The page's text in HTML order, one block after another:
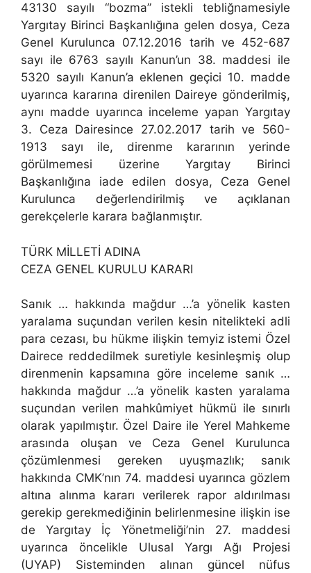
43130 sayılı “bozma” istekli tebliğnamesiyle
Yargıtay Birinci Başkanlığına gelen dosya, Ceza
Genel Kurulunca 07.12.2016 tarih ve 452-687
sayı ile 6763 sayılı Kanun’un 38. maddesi ile
5320 sayılı Kanun’a eklenen geçici 10. madde
uyarınca kararına direnilen Daireye gönderilmiş,
aynı madde uyarınca inceleme yapan Yargıtay
3. Ceza Dairesince 27.02.2017 tarih ve 560-
1913 sayı ile, direnme kararının yerinde
görülmemesi üzerine Yargıtay Birinci
Başkanlığına iade edilen dosya, Ceza Genel
Kurulunca değerlendirilmiş ve açıklanan
gerekçelerle karara bağlanmıştır.
TÜRK MİLLETİ ADINA
CEZA GENEL KURULU KARARI
Sanık … hakkında mağdur …’a yönelik kasten
yaralama suçundan verilen kesin nitelikteki adli
para cezası, bu hükme ilişkin temyiz istemi Özel
Dairece reddedilmek suretiyle kesinleşmiş olup
direnmenin kapsamına göre inceleme sanık …
hakkında mağdur …’a yönelik kasten yaralama
suçundan verilen mahkûmiyet hükmü ile sınırlı
olarak yapılmıştır. Özel Daire ile Yerel Mahkeme
arasında oluşan ve Ceza Genel Kurulunca
çözümlenmesi gereken uyuşmazlık; sanık
hakkında CMK’nın 74. maddesi uyarınca gözlem
altına alınma kararı verilerek rapor aldırılması
gerekip gerekmediğinin belirlenmesine ilişkin ise
de Yargıtay İç Yönetmeliği’nin 27. maddesi
uyarınca öncelikle Ulusal Yargı Ağı Projesi
(UYAP) Sisteminden alınan güncel nüfus